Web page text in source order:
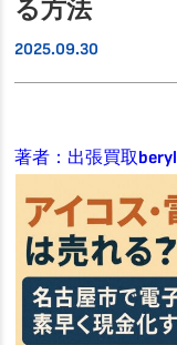
る方法
2025.09.30
著者：出張買取beryl